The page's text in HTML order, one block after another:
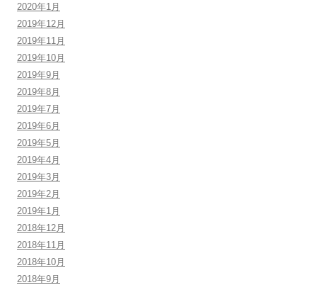
2020年1月
2019年12月
2019年11月
2019年10月
2019年9月
2019年8月
2019年7月
2019年6月
2019年5月
2019年4月
2019年3月
2019年2月
2019年1月
2018年12月
2018年11月
2018年10月
2018年9月